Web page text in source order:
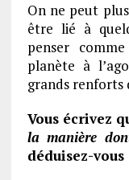
On ne peut
être lié à
penser
planète à
grands renforts
Vous écrivez
la manière
déduisez-